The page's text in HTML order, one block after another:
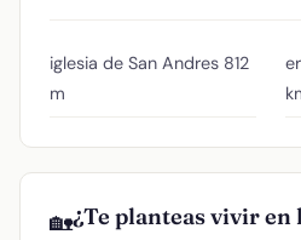
iglesia de San Andres 812
m
🏡¿Te planteas vivir en